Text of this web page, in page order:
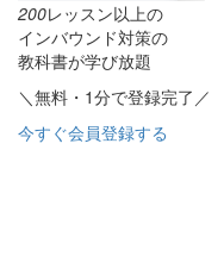
200レッスン以上の
インバウンド対策の
教科書が学び放題
＼無料・1分で登録完了／
今すぐ会員登録する